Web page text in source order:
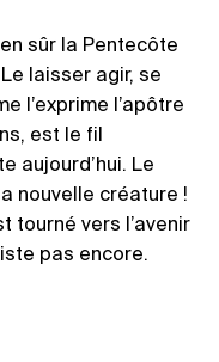
sûr la Pentecôte
laisser agir, se
l’exprime l’apôtre
est le fil
aujourd’hui. Le
nouvelle créature !
tourné vers l’avenir
pas encore.